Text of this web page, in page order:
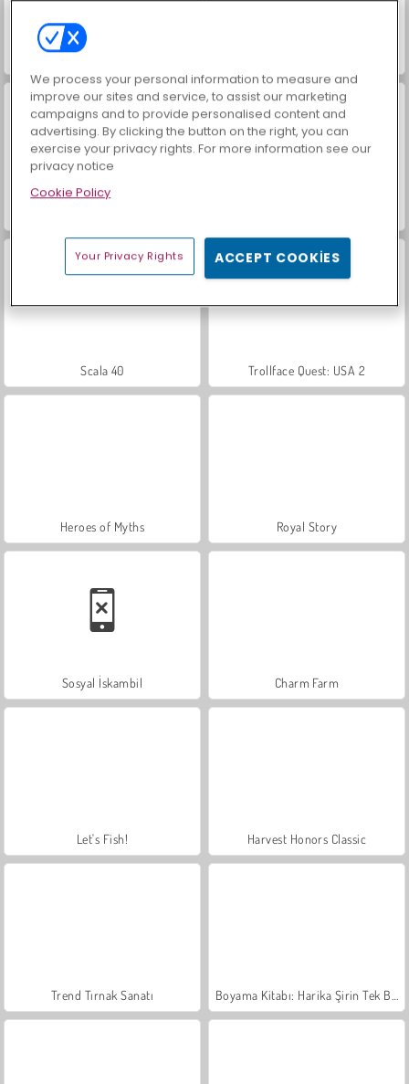
Mücevher Bahçesi Hikayesi
Scala 40 Trollface Quest: USA 2
Heroes of Myths Royal Story
Sosyal İskambil Charm Farm
Let's Fish! Harvest Honors Classic
Trend Tırnak Sanatı
We process your personal information to measure and
improve our sites and service, to assist our marketing
campaigns and to provide personalised content and
advertising. By clicking the button on the right, you can
exercise your privacy rights. For more information see our
privacy notice
Cookie Policy
Your Privacy Rights ACCEPT COOKIES